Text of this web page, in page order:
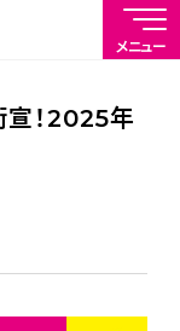
メニュー
！2025年